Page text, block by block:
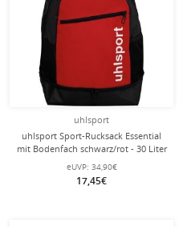
uhlsport
uhlsport Sport-Rucksack Essential
mit Bodenfach schwarz/rot - 30 Liter
eUVP: 34,90€
17,45€